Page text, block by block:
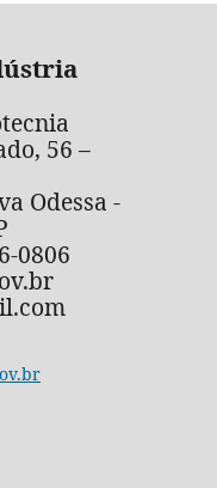
56 –
Odessa -
0806